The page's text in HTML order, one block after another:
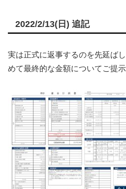
2022/2/13(日) 追記
実は正式に返事するのを先延ば
めて最終的な金額についてご提